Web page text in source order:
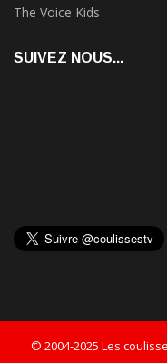
The Voice Kids
SUIVEZ NOUS...
© 2004-2025 Les